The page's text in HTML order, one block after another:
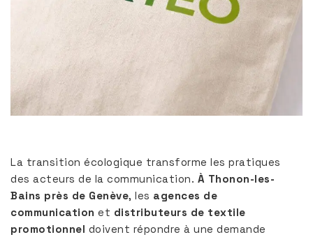
La transition écologique transforme les pratiques
des acteurs de la communication. À Thonon-les-
Bains près de Genève, les agences de
communication et distributeurs de textile
promotionnel doivent répondre à une demande